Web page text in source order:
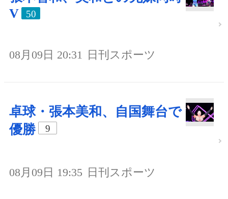
V
50
08月09日 20:31 日刊スポーツ
卓球・張本美和、自国舞台で
優勝
9
08月09日 19:35 日刊スポーツ